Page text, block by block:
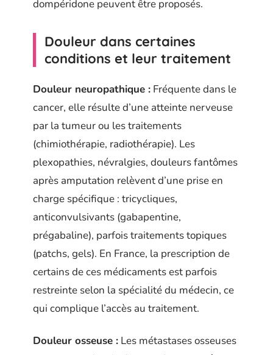
dompéridone peuvent être proposés.
Douleur dans certaines
conditions et leur traitement
Douleur neuropathique : Fréquente dans le
cancer, elle résulte d’une atteinte nerveuse
par la tumeur ou les traitements
(chimiothérapie, radiothérapie). Les
plexopathies, névralgies, douleurs fantômes
après amputation relèvent d’une prise en
charge spécifique : tricycliques,
anticonvulsivants (gabapentine,
prégabaline), parfois traitements topiques
(patchs, gels). En France, la prescription de
certains de ces médicaments est parfois
restreinte selon la spécialité du médecin, ce
qui complique l’accès au traitement.
Douleur osseuse : Les métastases osseuses